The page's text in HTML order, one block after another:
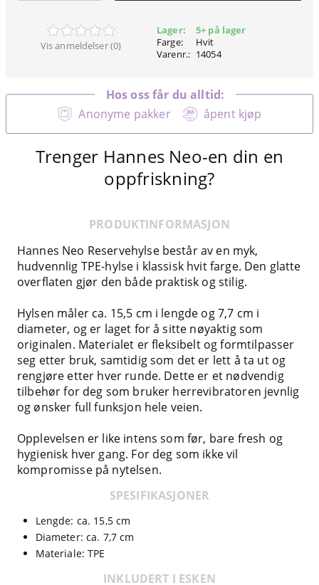
Vis anmeldelser (0)
Lager:
Farge:
Varenr.:
5+ på lager
Hvit
14054
Anonyme pakker åpent kjøp
Hos oss får du alltid:
Trenger Hannes Neo-en din en
oppfriskning?
PRODUKTINFORMASJON
Hannes Neo Reservehylse består av en myk,
hudvennlig TPE-hylse i klassisk hvit farge. Den glatte
overflaten gjør den både praktisk og stilig.
Hylsen måler ca. 15,5 cm i lengde og 7,7 cm i
diameter, og er laget for å sitte nøyaktig som
originalen. Materialet er fleksibelt og formtilpasser
seg etter bruk, samtidig som det er lett å ta ut og
rengjøre etter hver runde. Dette er et nødvendig
tilbehør for deg som bruker herrevibratoren jevnlig
og ønsker full funksjon hele veien.
Opplevelsen er like intens som før, bare fresh og
hygienisk hver gang. For deg som ikke vil
kompromisse på nytelsen.
SPESIFIKASJONER
Lengde: ca. 15,5 cm
Diameter: ca. 7,7 cm
Materiale: TPE
INKLUDERT I ESKEN